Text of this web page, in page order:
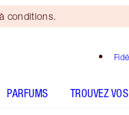
conditions.
PARFUMS TROUVEZ